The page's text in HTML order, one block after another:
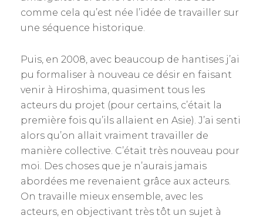
comme cela qu’est née l’idée de travailler sur
une séquence historique.
Puis, en 2008, avec beaucoup de hantises j’ai
pu formaliser à nouveau ce désir en faisant
venir à Hiroshima, quasiment tous les
acteurs du projet (pour certains, c’était la
première fois qu’ils allaient en Asie). J’ai senti
alors qu’on allait vraiment travailler de
manière collective. C’était très nouveau pour
moi. Des choses que je n’aurais jamais
abordées me revenaient grâce aux acteurs.
On travaille mieux ensemble, avec les
acteurs, en objectivant très tôt un sujet à